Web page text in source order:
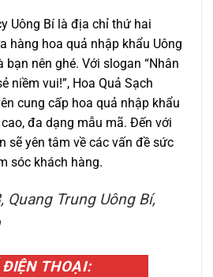
Uông Bí là địa chỉ thứ hai
hàng hoa quả nhập khẩu Uông
bạn nên ghé. Với slogan “Nhân
niềm vui!”, Hoa Quả Sạch
cung cấp hoa quả nhập khẩu
đa dạng mẫu mã. Đến với
sẽ yên tâm về các vấn đề sức
sóc khách hàng.
Quang Trung Uông Bí,
ĐIỆN THOẠI: